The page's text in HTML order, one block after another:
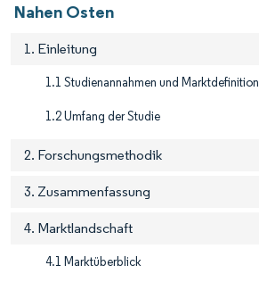
Nahen Osten
1. Einleitung
1.1 Studienannahmen und Marktdefinition
1.2 Umfang der Studie
2. Forschungsmethodik
3. Zusammenfassung
4. Marktlandschaft
4.1 Marktüberblick